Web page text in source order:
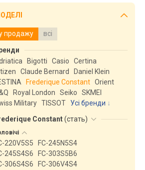
продажу всі
Bigotti Casio
Certina
Claude Bernard
Daniel Klein
Frederique Constant Orient
Royal London Seiko
SKMEI
Military TISSOT
Усі бренди
Constant(стать)
220V5S5
FC-245N5S4
245S4S6
FC-303S5B6
306S4S6
FC-306V4S4